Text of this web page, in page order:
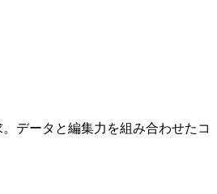
データと編集力を組み合わせたコ